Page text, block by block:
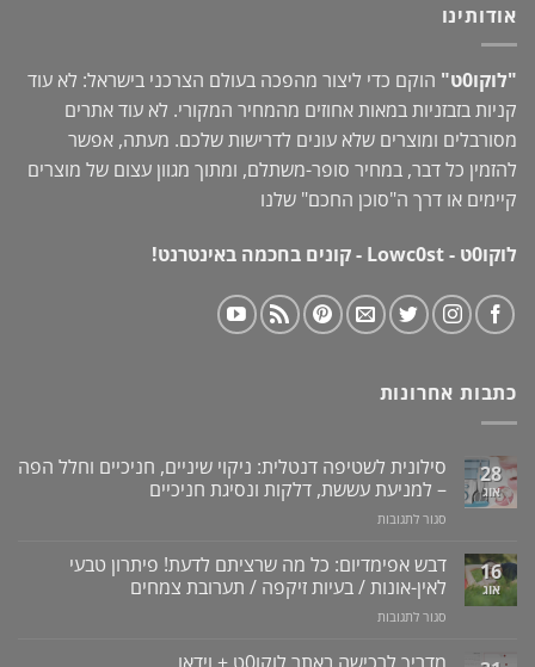
אודותינו
"לוקו0ט"
הוקם כדי ליצור מהפכה בעולם הצרכני בישראל: לא עוד
קניות בזבזניות במאות אחוזים מהמחיר המקורי. לא עוד אתרים
מסורבלים ומוצרים שלא עונים לדרישות שלכם. מעתה, אפשר
להזמין כל דבר, במחיר סופר-משתלם, ומתוך מגוון עצום של מוצרים
קיימים או דרך ה"סוכן החכם" שלנו
לוקו0ט - Lowc0st - קונים בחכמה באינטרנט!
כתבות אחרונות
28
אוג
סילונית לשטיפה דנטלית: ניקוי שיניים, חניכיים וחלל הפה
– למניעת עששת, דלקות ונסיגת חניכיים
סגור לתגובות
לשטיפה
דנטלית:
ניקוי
שיניים,
וחלל
16
אוג
דבש אפימדיום: כל מה שרציתם לדעת! פיתרון טבעי
לאין-אונות / בעיות זיקפה / תערובת צמחים
סגור לתגובות
אפימדיום: